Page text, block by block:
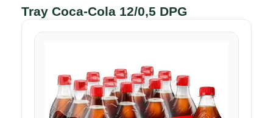
Tray Coca-Cola 12/0,5 DPG